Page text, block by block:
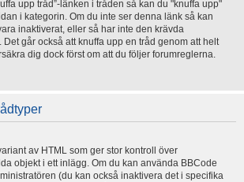
upp tråd”-länken i tråden så kan du "knuffa upp"
i kategorin. Om du inte ser denna länk så kan
inaktiverat, eller så har inte den krävda
går också att knuffa upp en tråd genom att helt
dig dock först om att du följer forumreglerna.
av HTML som ger stor kontroll över
objekt i ett inlägg. Om du kan använda BBCode
(du kan också inaktivera det i specifika